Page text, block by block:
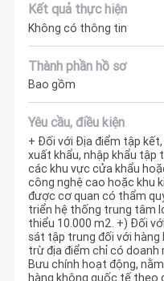
Kết quả thực hiện
Không có thông tin
Thành phần hồ sơ
Bao gồm
Yêu cầu, điều kiện
+ Đối với Địa điểm tập
xuất khẩu, nhập khẩu tập
các khu vực cửa khẩu
công nghệ cao hoặc khu
được cơ quan có thẩm
triển hệ thống trung tâm
thiểu 10.000 m2. +) Đối
sát tập trung đối với hàng
trừ địa điểm chỉ có doanh
Bưu chính hoạt động,
hàng không quốc tế theo